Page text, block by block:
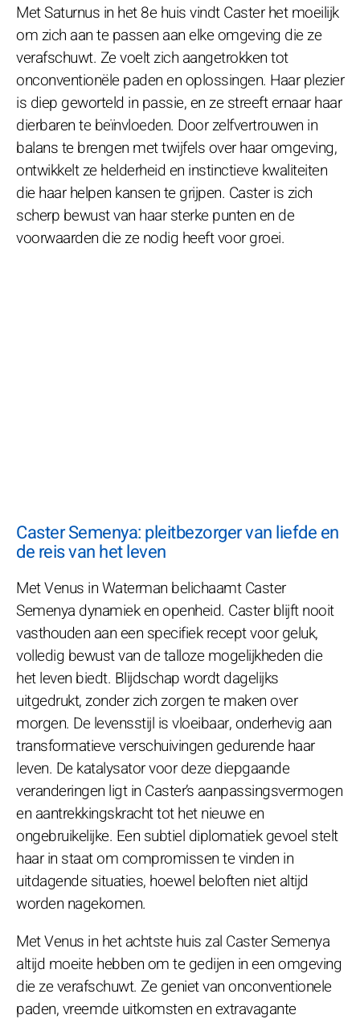
Met Saturnus in het 8e huis vindt Caster het moeilijk
om zich aan te passen aan elke omgeving die ze
verafschuwt. Ze voelt zich aangetrokken tot
onconventionële paden en oplossingen. Haar plezier
is diep geworteld in passie, en ze streeft ernaar haar
dierbaren te beïnvloeden. Door zelfvertrouwen in
balans te brengen met twijfels over haar omgeving,
ontwikkelt ze helderheid en instinctieve kwaliteiten
die haar helpen kansen te grijpen. Caster is zich
scherp bewust van haar sterke punten en de
voorwaarden die ze nodig heeft voor groei.
Caster Semenya: pleitbezorger van liefde en
de reis van het leven
Met Venus in Waterman belichaamt Caster
Semenya dynamiek en openheid. Caster blijft nooit
vasthouden aan een specifiek recept voor geluk,
volledig bewust van de talloze mogelijkheden die
het leven biedt. Blijdschap wordt dagelijks
uitgedrukt, zonder zich zorgen te maken over
morgen. De levensstijl is vloeibaar, onderhevig aan
transformatieve verschuivingen gedurende haar
leven. De katalysator voor deze diepgaande
veranderingen ligt in Caster’s aanpassingsvermogen
en aantrekkingskracht tot het nieuwe en
ongebruikelijke. Een subtiel diplomatiek gevoel stelt
haar in staat om compromissen te vinden in
uitdagende situaties, hoewel beloften niet altijd
worden nagekomen.
Met Venus in het achtste huis zal Caster Semenya
altijd moeite hebben om te gedijen in een omgeving
die ze verafschuwt. Ze geniet van onconventionele
paden, vreemde uitkomsten en extravagante